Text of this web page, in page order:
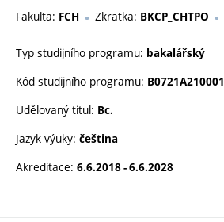
Fakulta: FCH Zkratka: BKCP_CHTPO
Typ studijního programu: bakalářský
Kód studijního programu: B0721A210001
Udělovaný titul: Bc.
Jazyk výuky: čeština
Akreditace: 6.6.2018 - 6.6.2028